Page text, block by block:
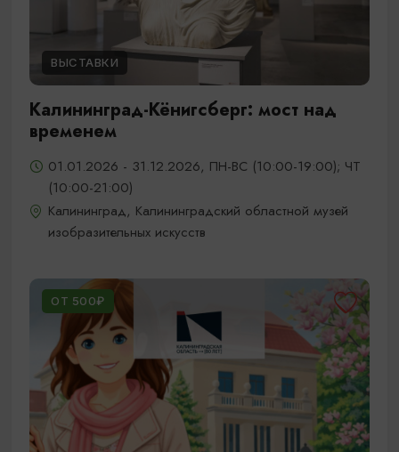
ВЫСТАВКИ
Калининград-Кёнигсберг: мост над
временем
01.01.2026 - 31.12.2026, ПН-ВС (10:00-19:00); ЧТ
(10:00-21:00)
Калининград, Калининградский областной музей
изобразительных искусств
ОТ 500₽